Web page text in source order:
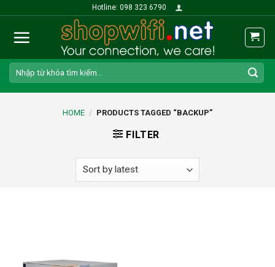
content
Hotline: 098 323 6790
Search
for:
HOME / PRODUCTS TAGGED “BACKUP”
FILTER